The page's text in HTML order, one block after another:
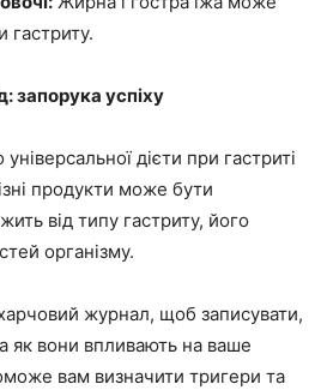
гастриту.
запорука успіху
дієти при гастриті
продукти може бути
від типу гастриту, його
організму.
журнал, щоб записувати,
як вони впливають на ваше
вам визначити тригери та